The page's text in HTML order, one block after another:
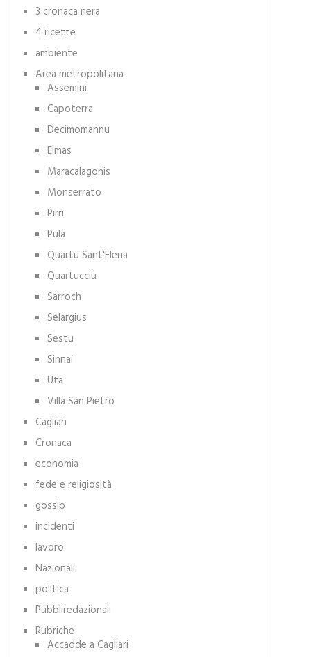
3 cronaca nera
4 ricette
ambiente
Area metropolitana
Assemini
Capoterra
Decimomannu
Elmas
Maracalagonis
Monserrato
Pirri
Pula
Quartu Sant'Elena
Quartucciu
Sarroch
Selargius
Sestu
Sinnai
Uta
Villa San Pietro
Cagliari
Cronaca
economia
fede e religiosità
gossip
incidenti
lavoro
Nazionali
politica
Pubbliredazionali
Rubriche
Accadde a Cagliari